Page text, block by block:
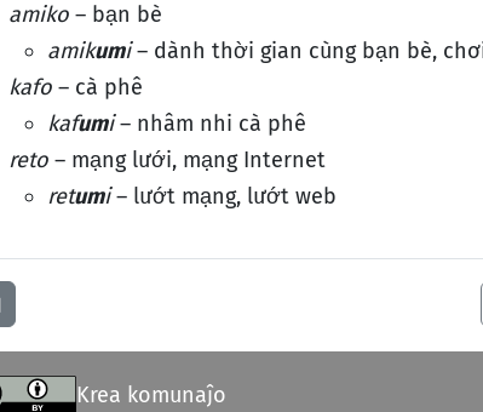
amiko – bạn bè
amikumi– dành thời gian cùng bạn bè,
kafo – cà phê
kafumi– nhâm nhi cà phê
reto – mạng lưới, mạng Internet
retumi– lướt mạng, lướt web
Krea komunaĵo